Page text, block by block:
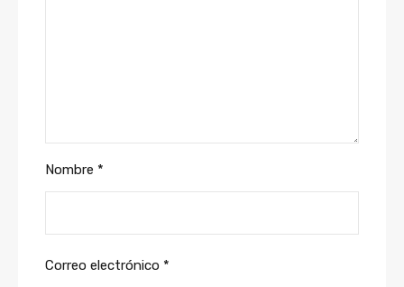
Nombre *
Correo electrónico *